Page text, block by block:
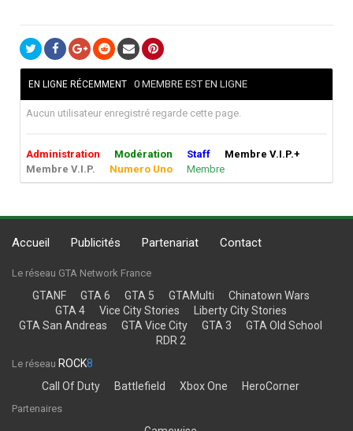
EN LIGNE RÉCEMMENT 0 MEMBRE EST EN LIGNE
Aucun utilisateur enregistré regarde cette page.
Administration Modération Staff
Membre V.I.P.+
Membre V.I.P.
Numero Uno Membre
Accueil Publicités Partenariat Contact
Le réseau GTA Network France
GTANF GTA 6 GTA 5 GTAMulti
Chinatown Wars
GTA 4
Vice City Stories
Liberty City Stories
GTA San Andreas
GTA Vice City GTA 3
GTA Old School
RDR 2
Le réseau ROCK8
Call Of Duty
Battlefield Xbox One HeroCorner
Partenaires